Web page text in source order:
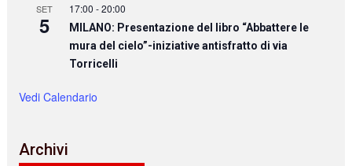
SET
5
17:00 -20:00
MILANO: Presentazione del libro “Abbattere le
mura del cielo”-iniziative antisfratto di via
Torricelli
Vedi Calendario
Archivi